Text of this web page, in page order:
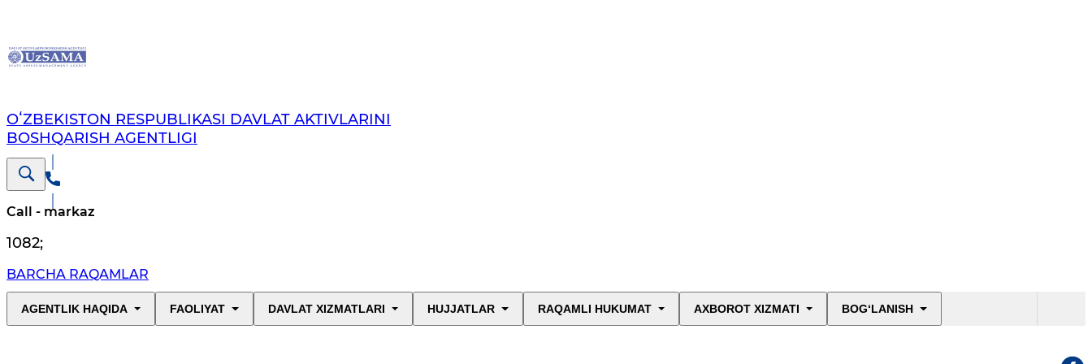
OʻZBEKISTON RESPUBLIKASI DAVLAT AKTIVLARINI
BOSHQARISH AGENTLIGI
Call - markaz
1082;
BARCHA RAQAMLAR
AGENTLIK HAQIDA FAOLIYAT DAVLAT XIZMATLARI HUJJATLAR RAQAMLI HUKUMAT AXBOROT XIZMATI BOG‘LANISH